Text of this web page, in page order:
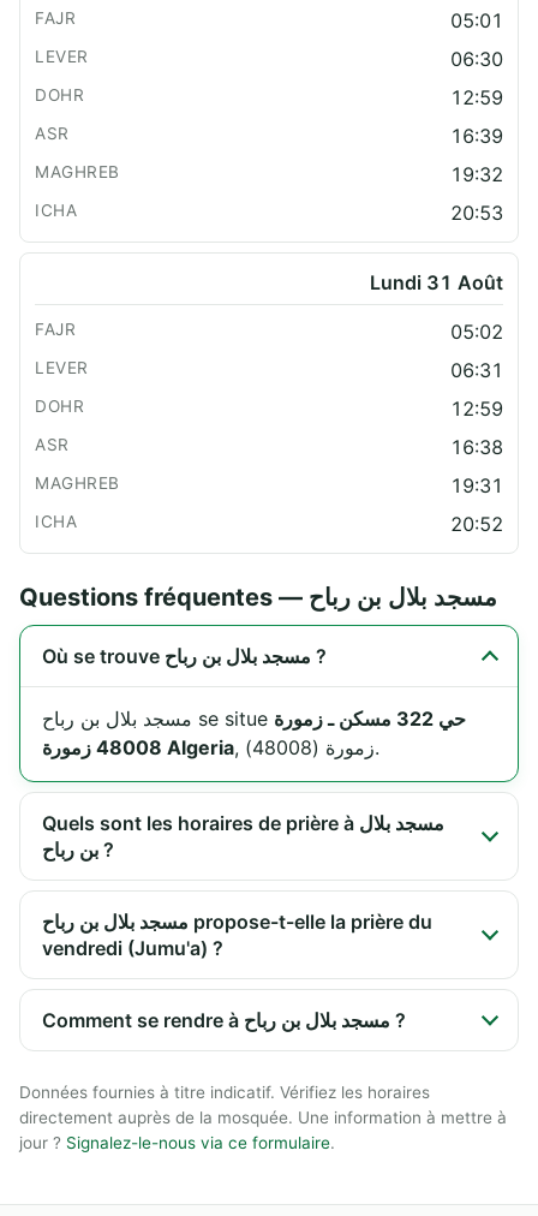
05:01
06:30
12:59
16:39
19:32
20:53
Lundi 31 Août
05:02
06:31
12:59
16:38
19:31
20:52
Questions fréquentes — مسجد بلال بن رباح
Où se trouve مسجد بلال بن رباح ?
مسجد بلال بن رباح se situe حي 322 مسكن ـ زمورة
48008 زمورة Algeria
, زمورة (48008).
Quels sont les horaires de prière à مسجد بلال
بن رباح ?
مسجد بلال بن رباح propose-t-elle la prière du
vendredi (Jumu'a) ?
Comment se rendre à مسجد بلال بن رباح ?
Données fournies à titre indicatif. Vérifiez les horaires
directement auprès de la mosquée. Une information à mettre à
jour ? Signalez-le-nous via ce formulaire.